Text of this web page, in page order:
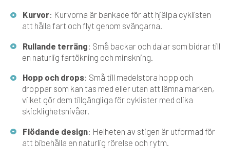
Kurvor: Kurvorna är bankade för att hjälpa cyklisten
att hålla fart och flyt genom svängarna.
Rullande terräng: Små backar och dalar som bidrar till
en naturlig fartökning och minskning.
Hopp och drops: Små till medelstora hopp och
droppar som kan tas med eller utan att lämna marken,
vilket gör dem tillgängliga för cyklister med olika
skicklighetsnivåer.
Flödande design: Helheten av stigen är utformad för
att bibehålla en naturlig rörelse och rytm.